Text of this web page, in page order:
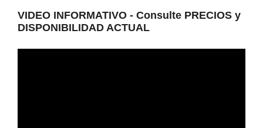
VIDEO INFORMATIVO - Consulte PRECIOS y
DISPONIBILIDAD ACTUAL